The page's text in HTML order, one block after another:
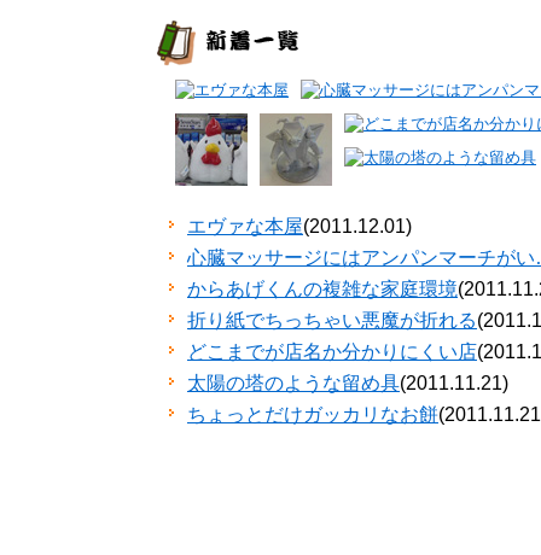
エヴァな本屋(2011.12.01)
心臓マッサージにはアンパンマーチが
からあげくんの複雑な家庭環境
折り紙でちっちゃい悪魔が折れる
どこまでが店名か分かりにくい店
太陽の塔のような留め具(2011.11.21)
ちょっとだけガッカリなお餅